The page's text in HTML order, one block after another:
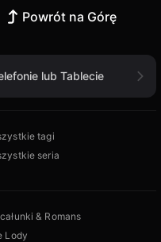
Powrót na Górę
lub Tablecie
tagi
seria
& Romans
Lody